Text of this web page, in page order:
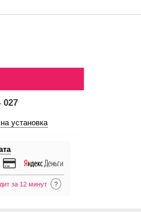
027
установка
за 12 минут ?